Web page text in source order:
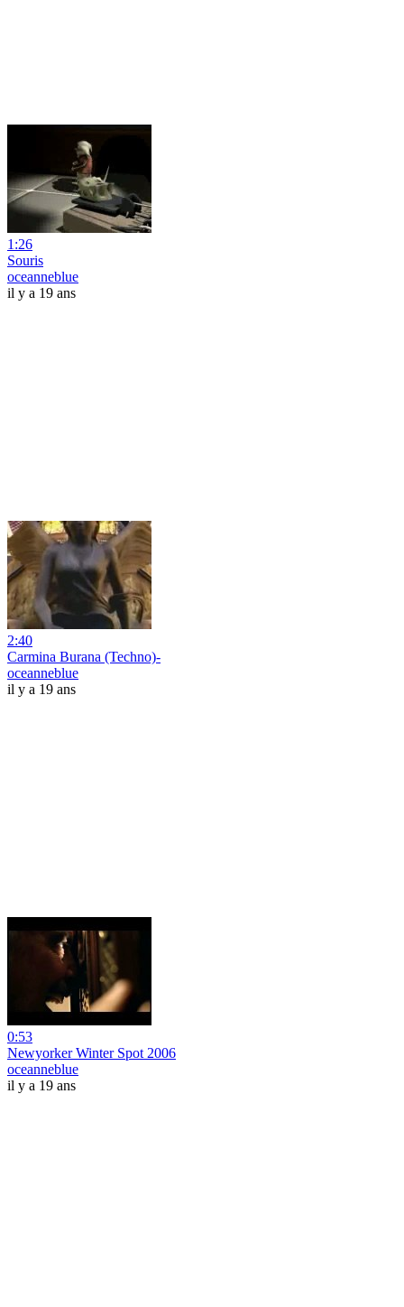
1:26
Souris
oceanneblue
il y a 19 ans
2:40
Carmina Burana (Techno)-
oceanneblue
il y a 19 ans
0:53
Newyorker Winter Spot 2006
oceanneblue
il y a 19 ans